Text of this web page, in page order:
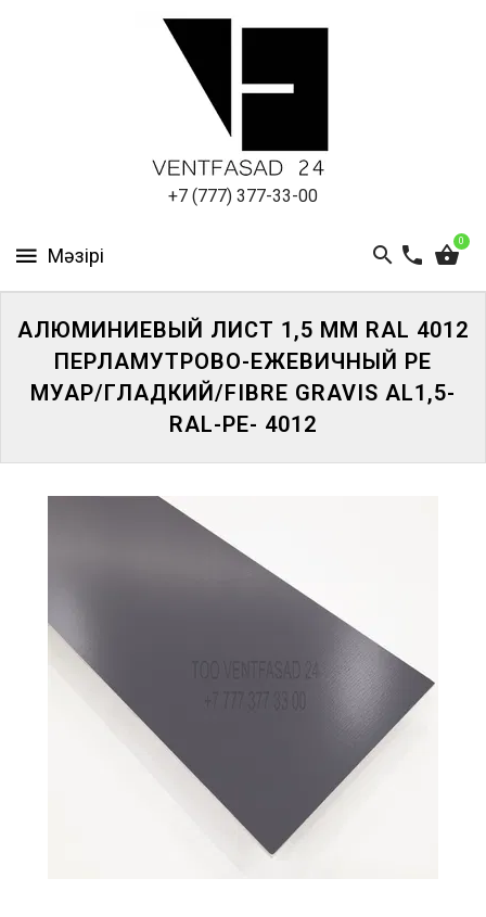
+7 (777) 377-33-00
0
ПАНЕЛИ
АЛЮМИНИЕВЫЙ ЛИСТ 1,5 ММ RAL 4012
ПЕРЛАМУТРОВО-ЕЖЕВИЧНЫЙ PE
МУАР/ГЛАДКИЙ/FIBRE GRAVIS AL1,5-
RAL-PE- 4012